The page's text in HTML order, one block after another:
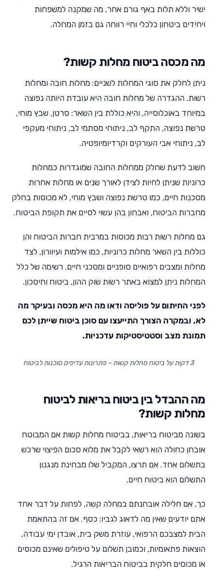
ישיר וללא תלות באף גורם אחר, מה שמקנה למשפחות
ויחידים ביטחון כלכלי וחיי רווחה גם בזמן המחלה.
מה מכסה ביטוח מחלות קשות?
ניתן לחלק את סוגי המחלות לשניים: מחלות חובה ומחלות
רשות. ההגדרה של מחלות חובה היא עובדת היותה נפוצה
במיוחד באוכלוסייה, והיא כוללת בין השאר: סרטן, שבץ מוחי,
טרשת נפוצה, התקף לב, ניתוחי מסתמי לב, ניתוחי מעקפי
לב, ניתוחי אבי העורקים וקרדיומיופטיה.
חשוב לדעת שחלק ממחלות החובה שמוגדרות כמחלות
כרוניות שניתן לחיות לצידן לאורך שנים או מחלות אחרות
מסכנות חיים, כמו טרשת נפוצה ושבץ מוחי, לא מכוסות בחלק
מחברות הביטוח, ואבחון בהן עשוי לסיים את תקופת הביטוח.
גם מחלות רשות רבות מכוסות במרבית חברות הביטוח והן
כוללות בין השאר מחלות כרוניות, כמו אילמות ועיוורון, לצד
מחלות ומצבים רפואיים סופניים ומסכני חיים. רשימה של כלל
המחלות ניתן למצוא באתר רשות שוק ההון, ביטוח וחיסכון.
לפני החיתום על פוליסה ודאו מה היא מכסה ובעיקר מה
לא, ובמקרה הצורך התייעצו עם סוכן ביטוח שייתן לכם
תמונת מצב וסטטיסטיקות עדכניות.
3 דקות על ביטוח מחלות קשות – פתרונות עדיפים סוכנות לביטוח
מה ההבדל בין ביטוח בריאות לביטוח
מחלות קשות?
בשונה מביטוח בריאות, בביטוח מחלות קשות אם המבוטח
אובחן כחולה הוא רשאי לקבל את מלוא סכום הפיצוי שרכש
בתשלום אחד. אם תרצו, המקביל שלו מבחינת מנגנון
התשלום הוא ביטוח חיים.
כך, אם חלילה אובחנתם במחלה קשה, לפחות על דבר אחד
אתם יודעים שאין מה לדאוג לגביו: כסף. אם זה בהתאמת
הבית למצבכם הרפואי, עוזרת משק בית, אובדן ימי עבודה,
הוצאות פתאומיות, וכמובן תשלום על טיפולים שאינם מכוסים
או מכוסים חלקית בביטוח הבריאות הרגיל.